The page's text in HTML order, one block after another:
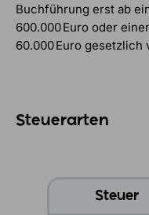
Buchführung erst ab
600.000 Euro oder
60.000 Euro
Steuerarten
Steuer